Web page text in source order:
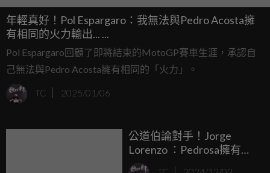
年輕真好！Pol Espargaro：我無法與Pedro Acosta擁
有相同的火力輸出... ...
Pol Espargaro回顧了即將結束的MotoGP賽車生涯，承認自
己無法與Pedro Acosta擁有相同的「火力」。
TC 2025/01/06
公道伯論對手！Jorge
Lorenzo ：Pedrosa擁有瘋
狂的技術，而Rossi最為全